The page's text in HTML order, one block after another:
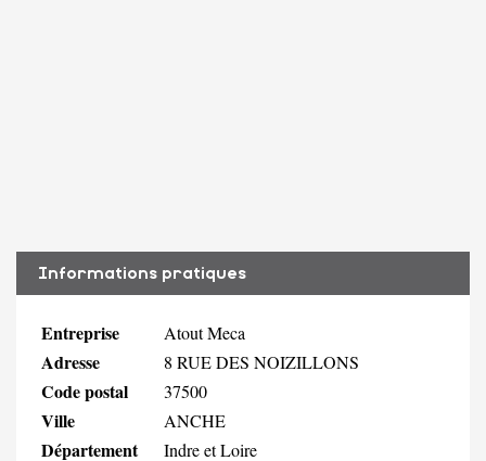
Informations pratiques
Entreprise Atout Meca
Adresse 8 RUE DES NOIZILLONS
Code postal 37500
Ville ANCHE
Département Indre et Loire